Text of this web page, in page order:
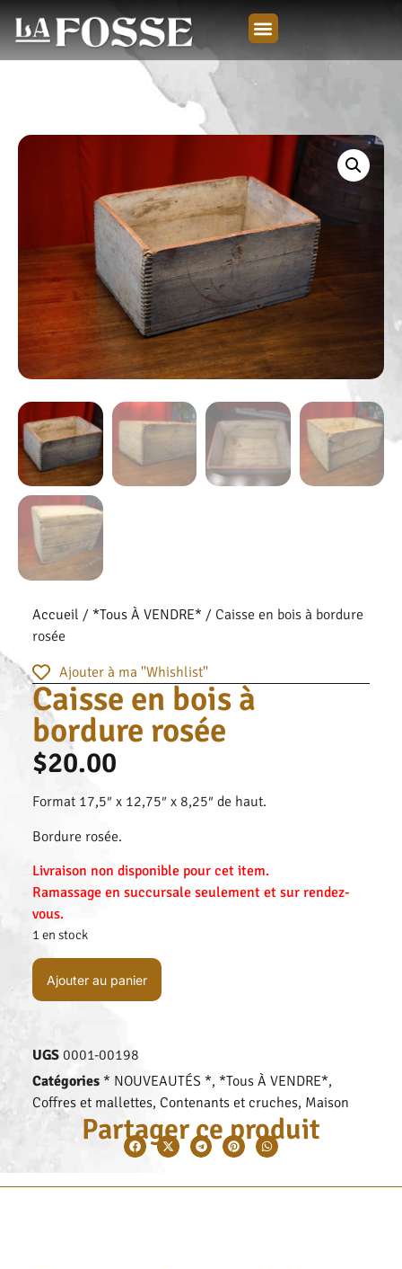
Accueil / *Tous À VENDRE* / Caisse en bois à bordure
rosée
Ajouter à ma ''Whishlist''
Caisse en bois à
bordure rosée
$20.00
Format 17,5″ x 12,75″ x 8,25″ de haut.
Bordure rosée.
Livraison non disponible pour cet item.
Ramassage en succursale seulement et sur rendez-
vous.
1 en stock
Ajouter au panier
UGS 0001-00198
Catégories * NOUVEAUTÉS *, *Tous À VENDRE*,
Coffres et mallettes, Contenants et cruches, Maison
Partager ce produit